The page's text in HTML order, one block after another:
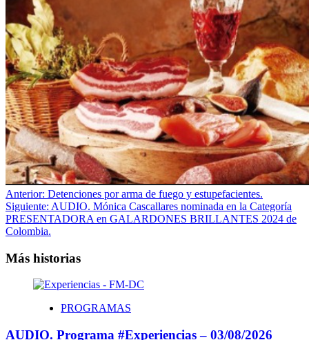
Navegación
de
entradas
Anterior: Detenciones por arma de fuego y estupefacientes.
Siguiente: AUDIO. Mónica Cascallares nominada en la Categoría
PRESENTADORA en GALARDONES BRILLANTES 2024 de
Colombia.
Más historias
PROGRAMAS
AUDIO. Programa #Experiencias – 03/08/2026